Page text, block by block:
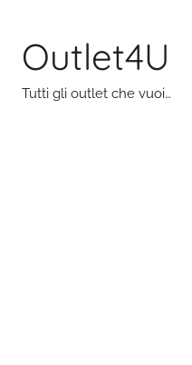
contenuto
Outlet4U
Tutti gli outlet che vuoi…